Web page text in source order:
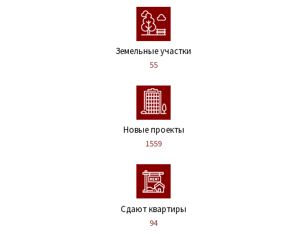
Земельные участки
55
Новые проекты
1559
Сдают квартиры
94